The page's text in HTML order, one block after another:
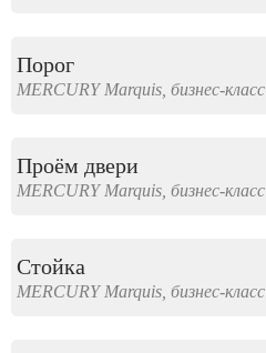
Порог
MERCURY Marquis, бизнес-класс
Проём двери
MERCURY Marquis, бизнес-класс
Стойка
MERCURY Marquis, бизнес-класс